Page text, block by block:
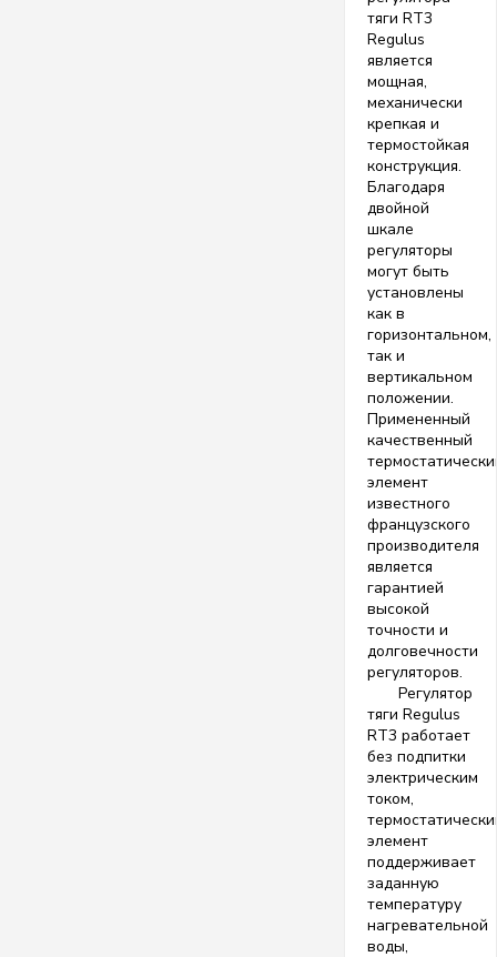
тяги RT3
Regulus
является
мощная,
механически
крепкая и
термостойкая
конструкция.
Благодаря
двойной
шкале
регуляторы
могут быть
установлены
как в
горизонтальном,
так и
вертикальном
положении.
Примененный
качественный
элемент
известного
французского
производителя
является
гарантией
высокой
точности и
долговечности
регуляторов.
Регулятор
тяги Regulus
RT3 работает
без подпитки
электрическим
током,
элемент
поддерживает
заданную
температуру
нагревательной
воды,